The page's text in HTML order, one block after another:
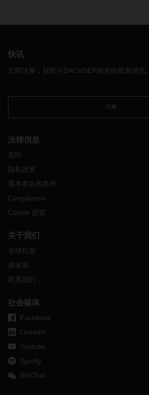
快讯
立即注册，获取与DACHSER相关的最新消息。
订阅
法律信息
盖印
隐私政策
基本条款和条件
Compliance
Cookie 设置
关于我们
全球位置
媒体室
联系我们
社会媒体
Facebook
LinkedIn
Youtube
Spotify
WeChat